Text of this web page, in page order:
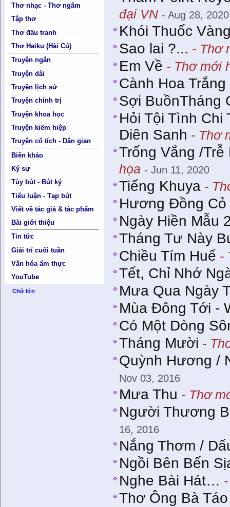
Thơ nhạc - Thơ ngâm
Tập thơ
Thơ đấu tranh
Thơ Haiku (Hài Cú)
Truyện ngắn
Truyện dài
Truyện lịch sử
Truyện chính trị
Truyện khoa học
Truyện kiếm hiệp
Truyện cổ tích - Dân gian
Biên khảo
Ký sự
Tùy bút - Bút ký
Tiểu luận - Tạp bút
Viết về tác giả & tác phẩm
Bài giới thiệu
Tin tức
Giải trí cuối tuần
Văn hóa ẩm thực
YouTube
Chữ lớn
đại VN - Aug 28, 2020
Khói Thuốc
Sao lai ?... - Thơ
Em Về - Thơ mới
Cành Hoa
Sợi BuồnTháng
Hỏi Tội Tình
Diên Sanh - Thơ
Trống Vắng /
họa - Jun 11, 2020
Tiếng Khuya -
Hương Đồng Cỏ
Ngày Hiền Mẫu
Tháng Tư Này
Chiều Tím Huế -
Tết, Chỉ Nhớ
Mưa Qua Ngày
Mùa Đông Tới -
Có Một Dòng
Tháng Mười -
Quỳnh Hương /
Nov 03, 2016
Mưa Thu - Thơ
Người Thương
16, 2016
Nắng Thơm /
Ngồi Bên Bến
Nghe Bài Hát…
Thơ Ông Bà Táo